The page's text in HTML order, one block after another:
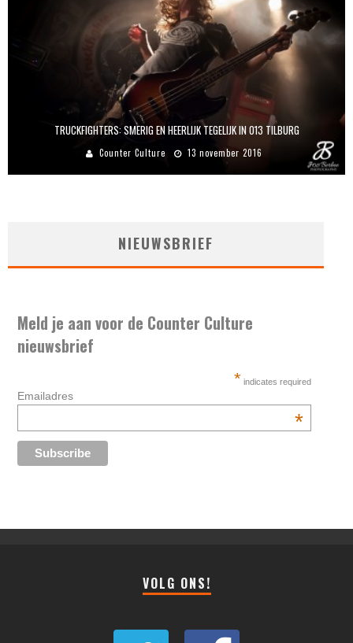
TRUCKFIGHTERS: SMERIG EN HEERLIJK TEGELIJK IN 013 TILBURG
Counter Culture 13 november 2016
NIEUWSBRIEF
Meld je aan voor de Counter Culture
nieuwsbrief
* indicates required
Emailadres
*
VOLG ONS!